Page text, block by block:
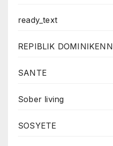
ready_text
REPIBLIK DOMINIKENN
SANTE
Sober living
SOSYETE